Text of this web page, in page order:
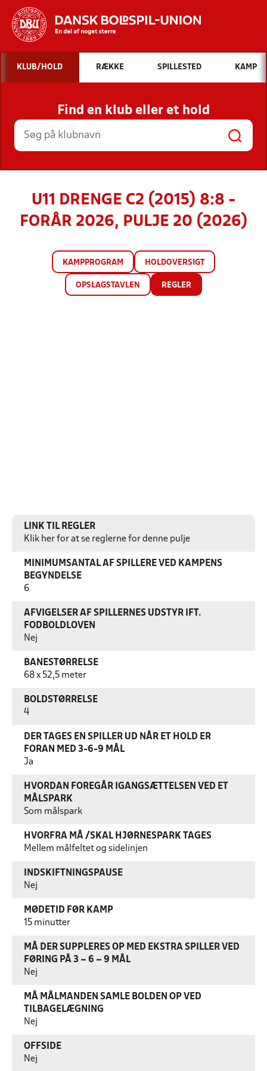
Hvad vil du søge efter?
INDHOLD OG NYHEDER
STILLINGER, RESULTATER, KLUBBER OG
HOLD
KLUB/HOLD RÆKKE SPILLESTED KAMP
Find en klub eller et hold
U11 DRENGE C2 (2015) 8:8 -
FORÅR 2026, PULJE 20 (2026)
KAMPPROGRAM HOLDOVERSIGT
OPSLAGSTAVLEN REGLER
LINK TIL REGLER
Klik her for at se reglerne for denne pulje
MINIMUMSANTAL AF SPILLERE VED KAMPENS
BEGYNDELSE
6
AFVIGELSER AF SPILLERNES UDSTYR IFT.
FODBOLDLOVEN
Nej
BANESTØRRELSE
68 x 52,5 meter
BOLDSTØRRELSE
4
DER TAGES EN SPILLER UD NÅR ET HOLD ER
FORAN MED 3-6-9 MÅL
Ja
HVORDAN FOREGÅR IGANGSÆTTELSEN VED ET
MÅLSPARK
Som målspark
HVORFRA MÅ /SKAL HJØRNESPARK TAGES
Mellem målfeltet og sidelinjen
INDSKIFTNINGSPAUSE
Nej
MØDETID FØR KAMP
15 minutter
MÅ DER SUPPLERES OP MED EKSTRA SPILLER VED
FØRING PÅ 3 – 6 – 9 MÅL
Nej
MÅ MÅLMANDEN SAMLE BOLDEN OP VED
TILBAGELÆGNING
Nej
OFFSIDE
Nej